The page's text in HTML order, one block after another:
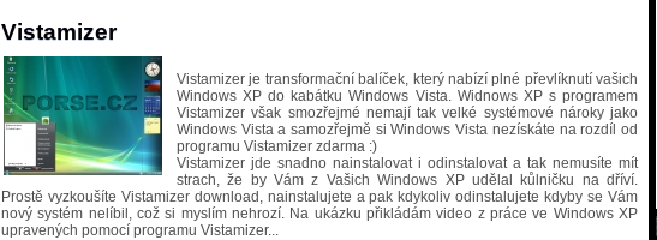
Vistamizer
Vistamizer je transformační balíček, který nabízí plné převlíknutí vašich
Windows XP do kabátku Windows Vista. Widnows XP s programem
Vistamizer však smozřejmé nemají tak velké systémové nároky jako
Windows Vista a samozřejmě si Windows Vista nezískáte na rozdíl od
programu Vistamizer zdarma :)
Vistamizer jde snadno nainstalovat i odinstalovat a tak nemusíte mít
strach, že by Vám z Vašich Windows XP udělal kůlničku na dříví.
Prostě vyzkoušíte Vistamizer download, nainstalujete a pak kdykoliv odinstalujete kdyby se Vám
nový systém nelíbil, což si myslím nehrozí. Na ukázku přikládám video z práce ve Windows XP
upravených pomocí programu Vistamizer...